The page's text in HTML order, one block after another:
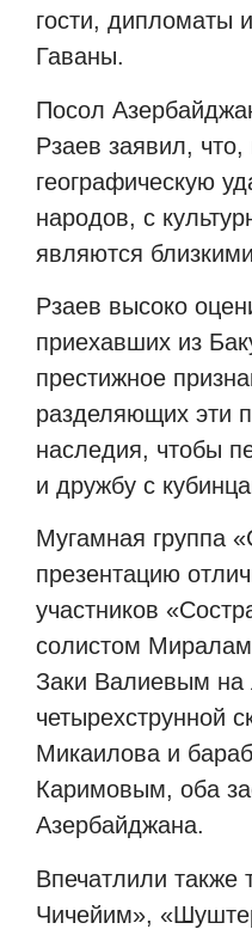
гости, дипломаты
Гаваны.
Посол
Рзаев заявил,
географическую
народов, с
являются
Рзаев высоко
приехавших из
престижное
разделяющих эти
наследия, чтобы
и дружбу с
Мугамная группа
презентацию
участников
солистом
Заки Валиевым на
четырехструнной
Микаилова и
Каримовым, оба
Азербайджана.
Впечатлили также
Чичейим»,